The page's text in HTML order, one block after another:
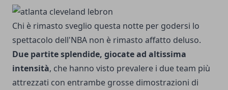
Chi è rimasto sveglio questa notte per godersi lo
spettacolo dell'NBA non è rimasto affatto deluso.
Due partite splendide, giocate ad altissima
intensità, che hanno visto prevalere i due team più
attrezzati con entrambe grosse dimostrazioni di